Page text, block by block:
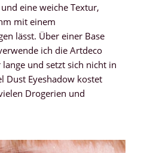
eine weiche Textur,
mit einem
lässt. Über einer Base
ich die Artdeco
und setzt sich nicht in
Dust Eyeshadow kostet
Drogerien und